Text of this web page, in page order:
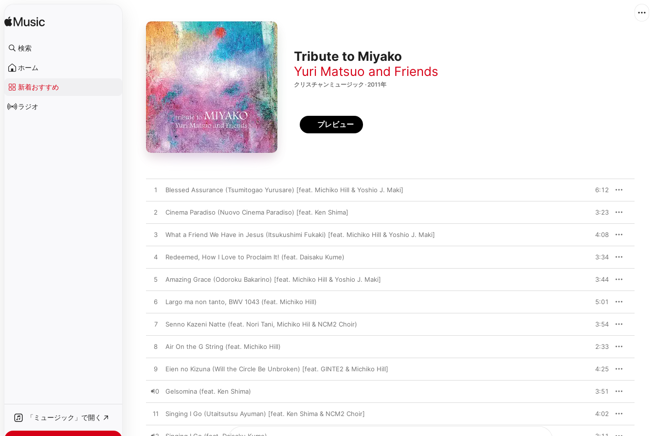
検索
ホーム
新着おすすめ
ラジオ
「ミュージック」で開く
Tribute to Miyako
Yuri Matsuo and Friends
クリスチャンミュージック · 2011年
プレビュー
1 Blessed Assurance (Tsumitogao Yurusare) [feat. Michiko Hill & Yoshio J. Maki] 6:12
2 Cinema Paradiso (Nuovo Cinema Paradiso) [feat. Ken Shima] 3:23
3 What a Friend We Have in Jesus (Itsukushimi Fukaki) [feat. Michiko Hill & Yoshio J. Maki] 4:08
4 Redeemed, How I Love to Proclaim It! (feat. Daisaku Kume) 3:34
5 Amazing Grace (Odoroku Bakarino) [feat. Michiko Hill & Yoshio J. Maki] 3:44
6 Largo ma non tanto, BWV 1043 (feat. Michiko Hill) 5:01
7 Senno Kazeni Natte (feat. Nori Tani, Michiko Hil & NCM2 Choir) 3:54
8 Air On the G String (feat. Michiko Hill) 2:33
9 Eien no Kizuna (Will the Circle Be Unbroken) [feat. GINTE2 & Michiko Hill] 4:25
10 Gelsomina (feat. Ken Shima) 3:51
11 Singing I Go (Utaitsutsu Ayuman) [feat. Ken Shima & NCM2 Choir] 4:02